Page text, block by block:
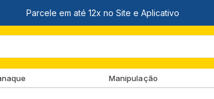
Manipulação